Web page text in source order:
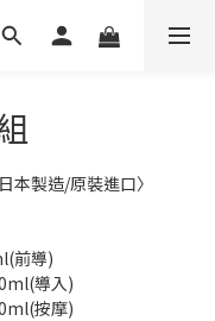
製造/原裝進口〉
前導)
導入)
按摩)